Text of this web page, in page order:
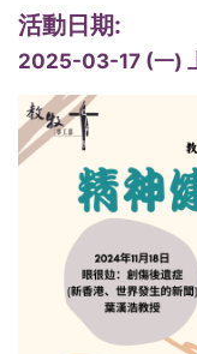
活動日期:
2025-03-17 (一)